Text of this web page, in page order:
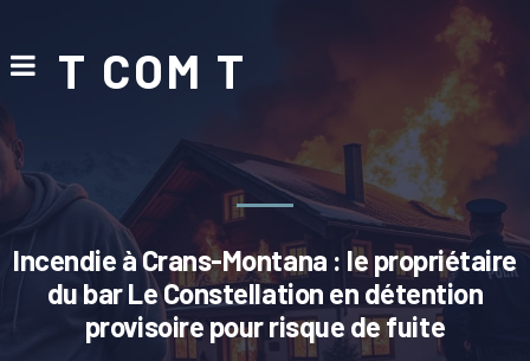
T COM T
Incendie à Crans-Montana : le propriétaire
du bar Le Constellation en détention
provisoire pour risque de fuite